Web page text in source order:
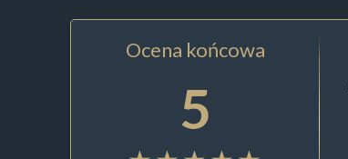
Ocena końcowa
5